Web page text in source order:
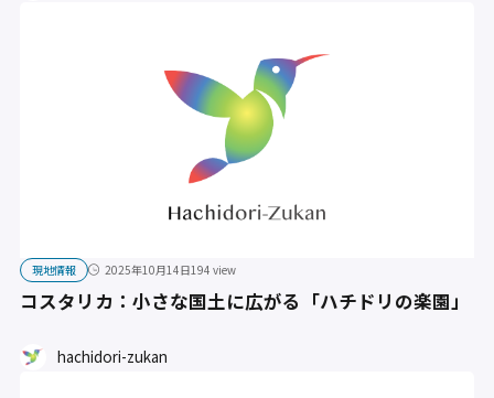
現地情報 2025年10月14日194 view
コスタリカ：小さな国土に広がる「ハチドリの楽園」
hachidori-zukan